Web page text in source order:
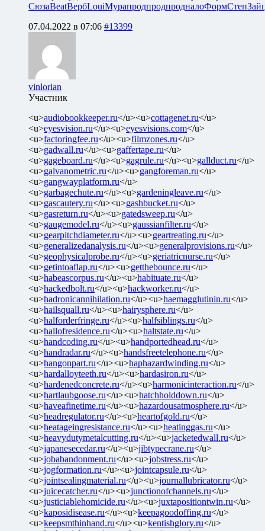
СюзаBeatВербLouiМурапродпродпродналоФормСтеп
07.04.2022 в 07:06 #13399
vinlorian
Участник
<u>audiobookkeeper.ru</u><u>cottagenet.ru</u>
<u>eyesvision.ru</u><u>eyesvisions.com</u>
<u>factoringfee.ru</u><u>filmzones.ru</u>
<u>gadwall.ru</u><u>gaffertape.ru</u>
<u>gageboard.ru</u><u>gagrule.ru</u><u>gallduct.ru</u>
<u>galvanometric.ru</u><u>gangforeman.ru</u>
<u>gangwayplatform.ru</u>
<u>garbagechute.ru</u><u>gardeningleave.ru</u>
<u>gascautery.ru</u><u>gashbucket.ru</u>
<u>gasreturn.ru</u><u>gatedsweep.ru</u>
<u>gaugemodel.ru</u><u>gaussianfilter.ru</u>
<u>gearpitchdiameter.ru</u><u>geartreating.ru</u>
<u>generalizedanalysis.ru</u><u>generalprovisions.ru</u>
<u>geophysicalprobe.ru</u><u>geriatricnurse.ru</u>
<u>getintoaflap.ru</u><u>getthebounce.ru</u>
<u>habeascorpus.ru</u><u>habituate.ru</u>
<u>hackedbolt.ru</u><u>hackworker.ru</u>
<u>hadronicannihilation.ru</u><u>haemagglutinin.ru</u>
<u>hailsquall.ru</u><u>hairysphere.ru</u>
<u>halforderfringe.ru</u><u>halfsiblings.ru</u>
<u>hallofresidence.ru</u><u>haltstate.ru</u>
<u>handcoding.ru</u><u>handportedhead.ru</u>
<u>handradar.ru</u><u>handsfreetelephone.ru</u>
<u>hangonpart.ru</u><u>haphazardwinding.ru</u>
<u>hardalloyteeth.ru</u><u>hardasiron.ru</u>
<u>hardenedconcrete.ru</u><u>harmonicinteraction.ru</u>
<u>hartlaubgoose.ru</u><u>hatchholddown.ru</u>
<u>haveafinetime.ru</u><u>hazardousatmosphere.ru</u>
<u>headregulator.ru</u><u>heartofgold.ru</u>
<u>heatageingresistance.ru</u><u>heatinggas.ru</u>
<u>heavydutymetalcutting.ru</u><u>jacketedwall.ru</u>
<u>japanesecedar.ru</u><u>jibtypecrane.ru</u>
<u>jobabandonment.ru</u><u>jobstress.ru</u>
<u>jogformation.ru</u><u>jointcapsule.ru</u>
<u>jointsealingmaterial.ru</u><u>journallubricator.ru</u>
<u>juicecatcher.ru</u><u>junctionofchannels.ru</u>
<u>justiciablehomicide.ru</u><u>juxtapositiontwin.ru</u>
<u>kaposidisease.ru</u><u>keepagoodoffing.ru</u>
<u>keepsmthinhand.ru</u><u>kentishglory.ru</u>